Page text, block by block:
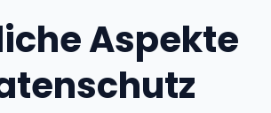
Aspekte